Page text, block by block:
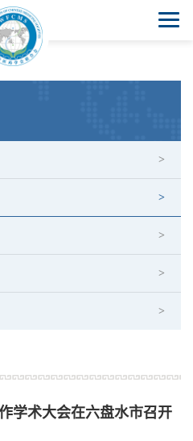
学术大会在六盘水市召开